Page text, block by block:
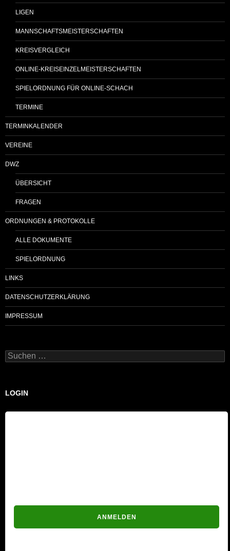
LIGEN
MANNSCHAFTSMEISTERSCHAFTEN
KREISVERGLEICH
ONLINE-KREISEINZELMEISTERSCHAFTEN
SPIELORDNUNG FÜR ONLINE-SCHACH
TERMINE
TERMINKALENDER
VEREINE
DWZ
ÜBERSICHT
FRAGEN
ORDNUNGEN & PROTOKOLLE
ALLE DOKUMENTE
SPIELORDNUNG
LINKS
DATENSCHUTZERKLÄRUNG
IMPRESSUM
Suchen
nach:
LOGIN